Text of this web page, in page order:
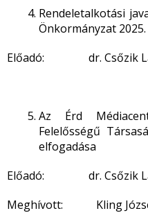
Rendeletalkotási
Önkormányzat
Előadó: dr. Csőzik
Az Érd
Felelősségű
elfogadása
Előadó: dr. Csőzik
Meghívott: Kling